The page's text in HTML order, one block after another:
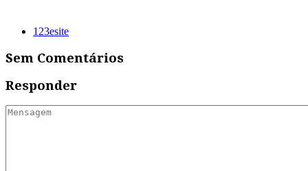
123esite
Sem Comentários
Responder